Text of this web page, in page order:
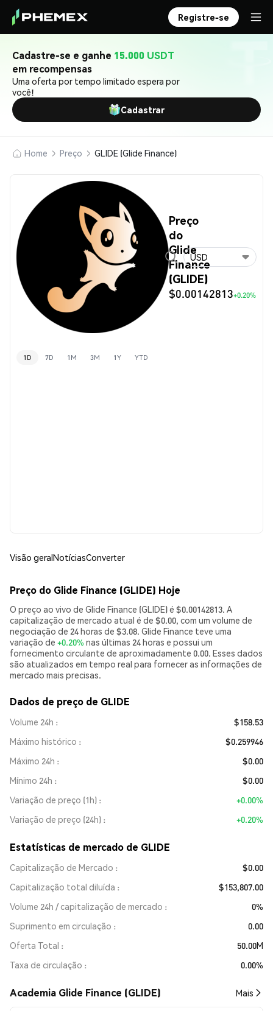
Registre-se
Cadastre-se e ganhe 15.000 USDT
em recompensas
Uma oferta por tempo limitado espera por
você!
Cadastrar
Home Preço GLIDE (Glide Finance)
Preço
do
Glide
Finance
(GLIDE)
$0.00142813+0.20%
USD
1D 7D 1M 3M 1Y YTD
Visão geralNotíciasConverter
Preço do Glide Finance (GLIDE) Hoje
O preço ao vivo de Glide Finance (GLIDE) é $0.00142813. A
capitalização de mercado atual é de $0.00, com um volume de
negociação de 24 horas de $3.08. Glide Finance teve uma
variação de +0.20% nas últimas 24 horas e possui um
fornecimento circulante de aproximadamente 0.00. Esses dados
são atualizados em tempo real para fornecer as informações de
mercado mais precisas.
Dados de preço de GLIDE
Volume 24h
$158.53
Máximo histórico
$0.259946
Máximo 24h
$0.00
Mínimo 24h
$0.00
Variação de preço (1h)
+0.00%
Variação de preço (24h)
+0.20%
Estatísticas de mercado de GLIDE
Capitalização de Mercado
$0.00
Capitalização total diluída
$153,807.00
Volume 24h / capitalização de mercado
0%
Suprimento em circulação
0.00
Oferta Total
50.00M
Taxa de circulação
0.00%
Academia Glide Finance (GLIDE) Mais